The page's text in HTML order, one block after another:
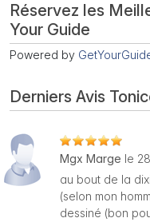
Réservez les
Your Guide
Powered by
Derniers Avis
Mgx Marge le
au bout de la
(selon mon
dessiné (bon